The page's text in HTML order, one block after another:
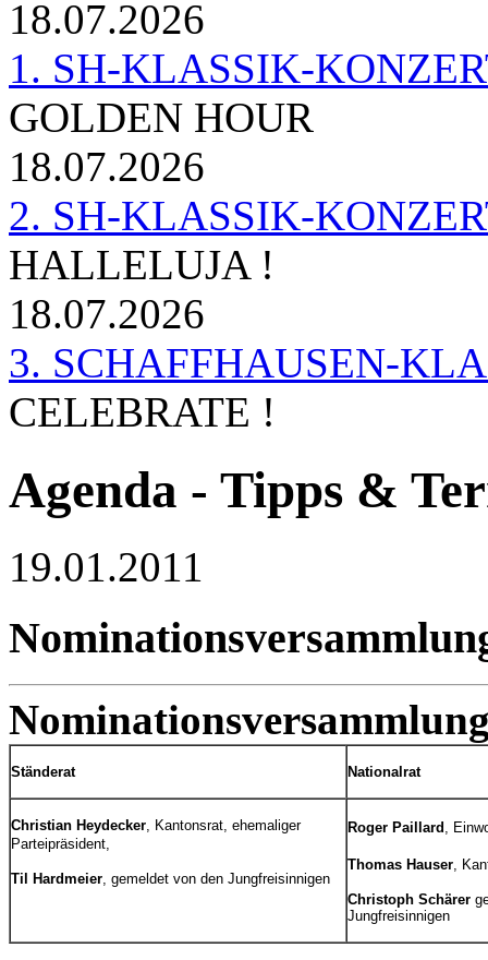
18.07.2026
1. SH-KLASSIK-
GOLDEN HOUR
18.07.2026
2. SH-KLASSIK-
HALLELUJA !
18.07.2026
3. SCHAFFHAUSEN-
CELEBRATE !
Agenda - Tipps &
19.01.2011
Ständerat Nationalrat
Christian Heydecker , Kantonsrat, ehemaliger
Parteipräsident,
Til Hardmeier , gemeldet von den Jungfreisinnigen
Roger Paillard ,
Thomas Hauser ,
Christoph Schärer
Jungfreisinnigen